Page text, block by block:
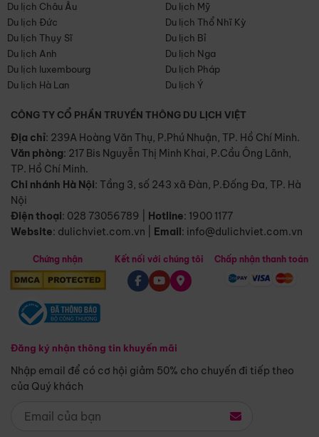
Du lịch Châu Âu
Du lịch Mỹ
Du lịch Đức
Du lịch Thổ Nhĩ Kỳ
Du lịch Thụy Sĩ
Du lịch Bỉ
Du lịch Anh
Du lịch Nga
Du lịch luxembourg
Du lịch Pháp
Du lịch Hà Lan
Du lịch Ý
CÔNG TY CỔ PHẦN TRUYỀN THÔNG DU LỊCH VIỆT
Địa chỉ: 239A Hoàng Văn Thụ, P.Phú Nhuận, TP. Hồ Chí Minh.
Văn phòng: 217 Bis Nguyễn Thị Minh Khai, P.Cầu Ông Lãnh,
TP. Hồ Chí Minh.
Chi nhánh Hà Nội: Tầng 3, số 243 xã Đàn, P.Đống Đa, TP. Hà
Nội
Điện thoại: 028 73056789 Hotline: 1900 1177
Website: dulichviet.com.vn Email: info@dulichviet.com.vn
Chứng nhận
Đăng ký nhận thông tin khuyến mãi
Nhập email để có cơ hội giảm 50% cho chuyến đi tiếp theo
của Quý khách
Kết nối với chúng tôi Chấp nhận thanh toán